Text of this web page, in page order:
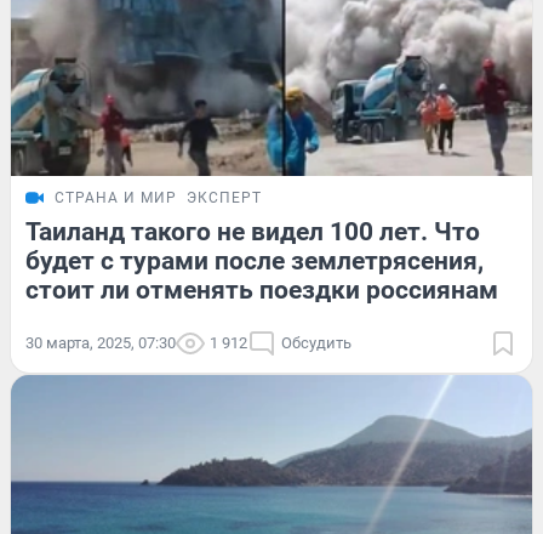
СТРАНА И МИР ЭКСПЕРТ
Таиланд такого не видел 100 лет. Что
будет с турами после землетрясения,
стоит ли отменять поездки россиянам
30 марта, 2025, 07:30 1 912 Обсудить